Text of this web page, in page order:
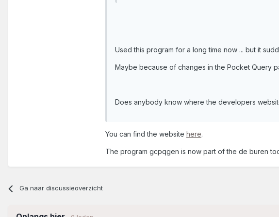
Used this program for a long time now ... but it
Maybe because of changes in the Pocket Query
Does anybody know where the developers
You can find the website here.
The program gcpqgen is now part of the de buren
Ga naar discussieoverzicht